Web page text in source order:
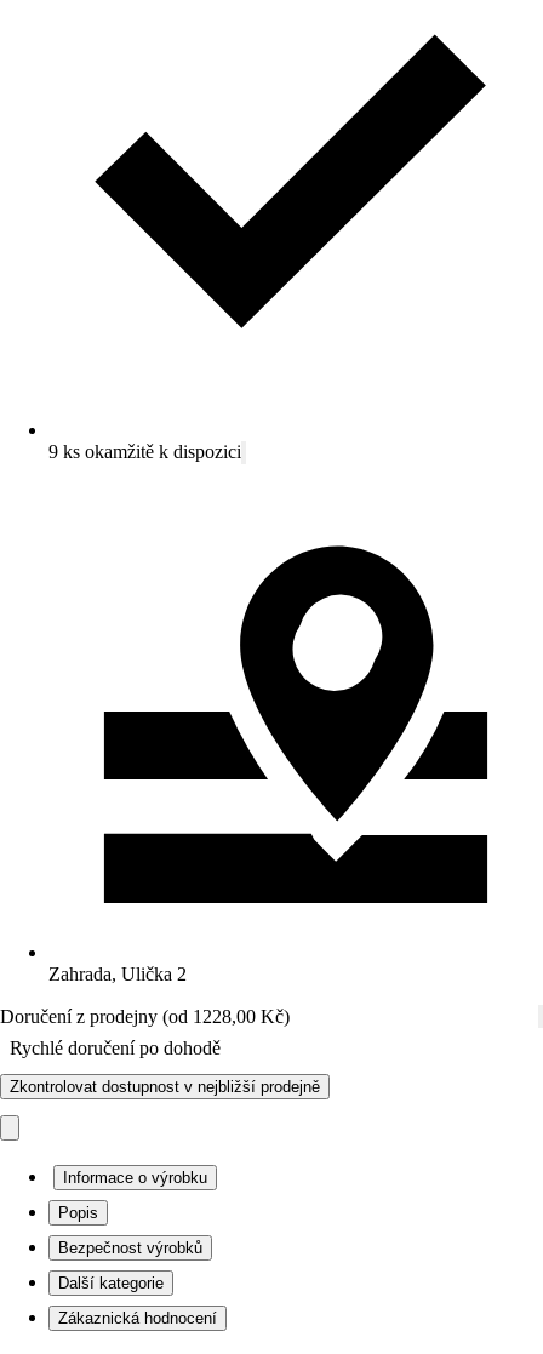
9 ks okamžitě k dispozici
Zahrada, Ulička 2
Doručení z prodejny (od 1228,00 Kč)
Rychlé doručení po dohodě
Zkontrolovat dostupnost v nejbližší prodejně
Informace o výrobku
Popis
Bezpečnost výrobků
Další kategorie
Zákaznická hodnocení